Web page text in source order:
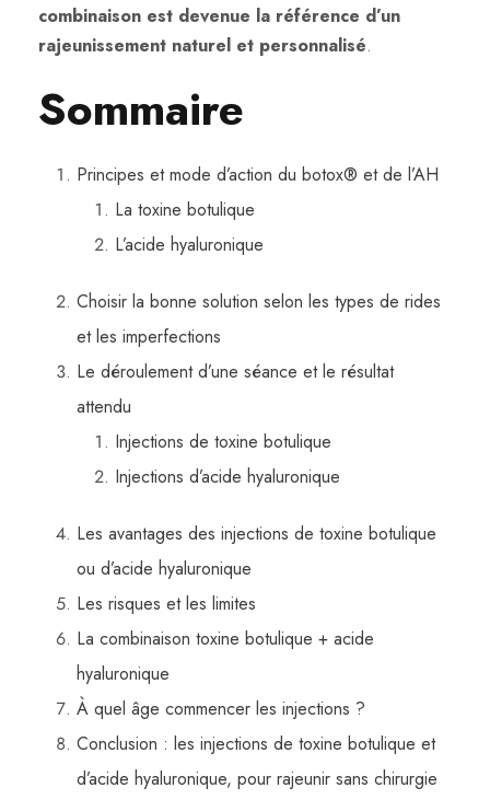
combinaison est devenue la référence d’un
rajeunissement naturel et personnalisé.
Sommaire
Principes et mode d’action du botox® et de l’AH
La toxine botulique
L’acide hyaluronique
Choisir la bonne solution selon les types de rides
et les imperfections
Le déroulement d’une séance et le résultat
attendu
Injections de toxine botulique
Injections d’acide hyaluronique
Les avantages des injections de toxine botulique
ou d’acide hyaluronique
Les risques et les limites
La combinaison toxine botulique + acide
hyaluronique
À quel âge commencer les injections ?
Conclusion : les injections de toxine botulique et
d’acide hyaluronique, pour rajeunir sans chirurgie